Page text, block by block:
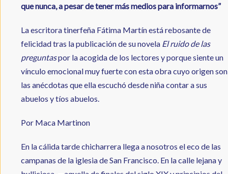
que nunca, a pesar de tener más medios para informarnos”
La escritora tinerfeña Fátima Martín está rebosante de
felicidad tras la publicación de su novela El ruido de las
preguntaspor la acogida de los lectores y porque siente un
vínculo emocional muy fuerte con esta obra cuyo origen son
las anécdotas que ella escuchó desde niña contar a sus
abuelos y tíos abuelos.
Por Maca Martinon
En la cálida tarde chicharrera llega a nosotros el eco de las
campanas de la iglesia de San Francisco. En la calle lejana y